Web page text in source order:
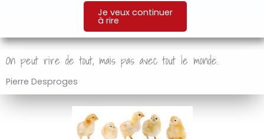
Je veux continuer
à rire
On peut rire de tout, mais pas avec tout le monde.
Pierre Desproges